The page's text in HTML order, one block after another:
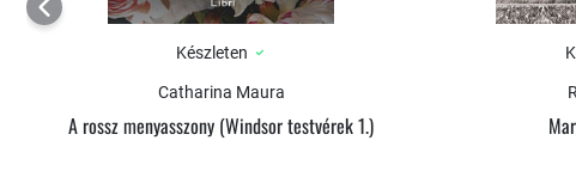
okozz, amiből később legenda lesz?”
Készleten
Catharina Maura
A rossz menyasszony (Windsor testvérek 1.)